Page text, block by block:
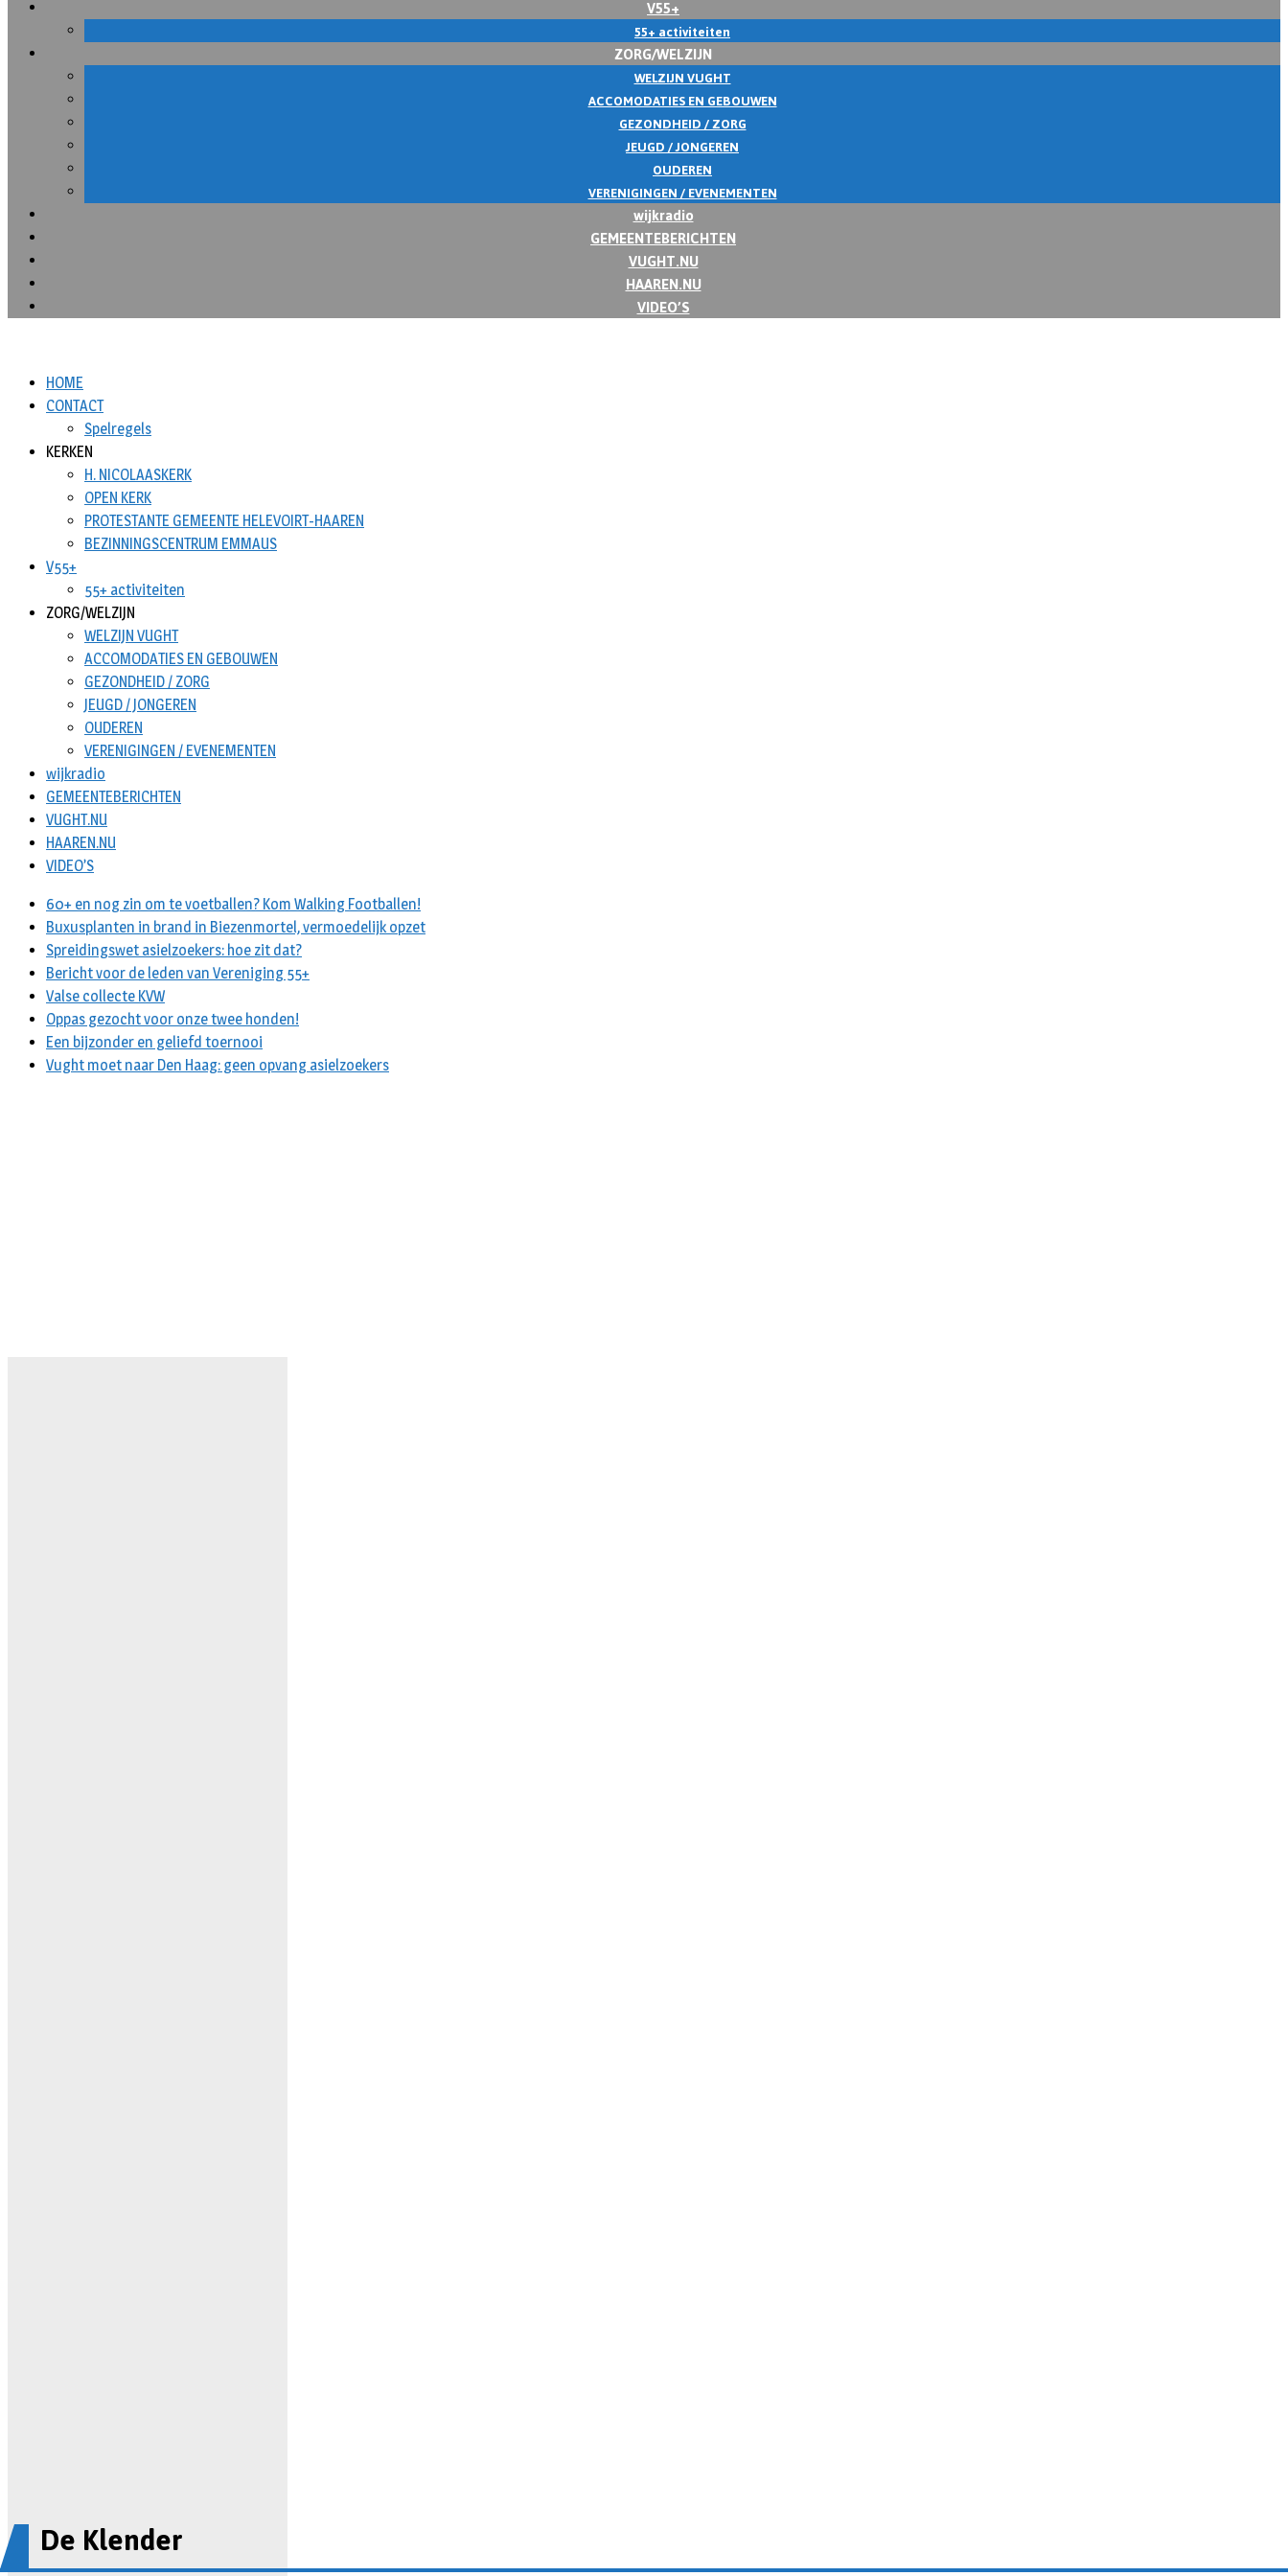
V55+
55+ activiteiten
ZORG/WELZIJN
WELZIJN VUGHT
ACCOMODATIES EN GEBOUWEN
GEZONDHEID / ZORG
JEUGD / JONGEREN
OUDEREN
VERENIGINGEN / EVENEMENTEN
wijkradio
GEMEENTEBERICHTEN
VUGHT.NU
HAAREN.NU
VIDEO’S
HOME
CONTACT
Spelregels
KERKEN
H. NICOLAASKERK
OPEN KERK
PROTESTANTE GEMEENTE HELEVOIRT-HAAREN
BEZINNINGSCENTRUM EMMAUS
V55+
55+ activiteiten
ZORG/WELZIJN
WELZIJN VUGHT
ACCOMODATIES EN GEBOUWEN
GEZONDHEID / ZORG
JEUGD / JONGEREN
OUDEREN
VERENIGINGEN / EVENEMENTEN
wijkradio
GEMEENTEBERICHTEN
VUGHT.NU
HAAREN.NU
VIDEO’S
60+ en nog zin om te voetballen? Kom Walking Footballen!
Buxusplanten in brand in Biezenmortel, vermoedelijk opzet
Spreidingswet asielzoekers: hoe zit dat?
Bericht voor de leden van Vereniging 55+
Valse collecte KVW
Oppas gezocht voor onze twee honden!
Een bijzonder en geliefd toernooi
Vught moet naar Den Haag: geen opvang asielzoekers
De Klender